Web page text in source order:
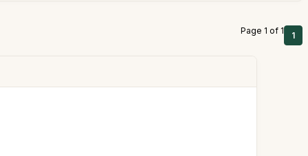
Page 1 of 1 1